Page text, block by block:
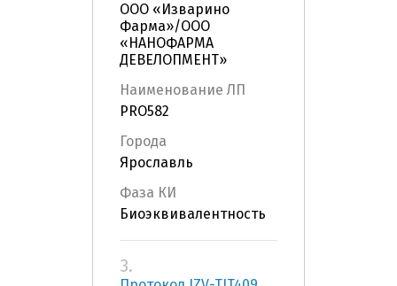
ООО «Изварино
Фарма»/ООО
«НАНОФАРМА
ДЕВЕЛОПМЕНТ»
Наименование ЛП
PRO582
Города
Ярославль
Фаза КИ
Биоэквивалентность
3.